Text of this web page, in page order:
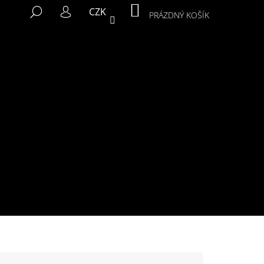
HLEDAT
PŘIHLÁŠENÍ
CZK NÁKUPNÍ
KOŠÍK
PRÁZDNÝ KOŠÍK
Následující
MURALS